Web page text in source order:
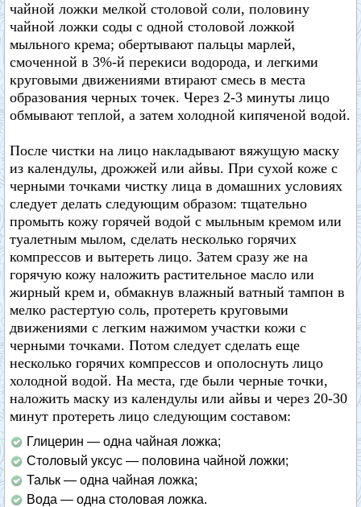
чайной ложки мелкой столовой соли, половину
чайной ложки соды с одной столовой ложкой
мыльного крема; обертывают пальцы марлей,
смоченной в 3%-й перекиси водорода, и легкими
круговыми движениями втирают смесь в места
образования черных точек. Через 2-3 минуты лицо
обмывают теплой, а затем холодной кипяченой водой.
После чистки на лицо накладывают вяжущую маску
из календулы, дрожжей или айвы. При сухой коже с
черными точками чистку лица в домашних условиях
следует делать следующим образом: тщательно
промыть кожу горячей водой с мыльным кремом или
туалетным мылом, сделать несколько горячих
компрессов и вытереть лицо. Затем сразу же на
горячую кожу наложить растительное масло или
жирный крем и, обмакнув влажный ватный тампон в
мелко растертую соль, протереть круговыми
движениями с легким нажимом участки кожи с
черными точками. Потом следует сделать еще
несколько горячих компрессов и ополоснуть лицо
холодной водой. На места, где были черные точки,
наложить маску из календулы или айвы и через 20-30
минут протереть лицо следующим составом:
Глицерин — одна чайная ложка;
Столовый уксус — половина чайной ложки;
Тальк — одна чайная ложка;
Вода — одна столовая ложка.